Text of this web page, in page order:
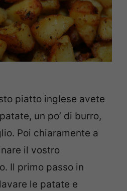
piatto inglese avete
un po’ di burro,
Poi chiaramente a
il vostro
Il primo passo in
le patate e